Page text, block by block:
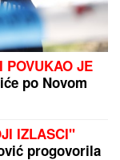
Žena
na